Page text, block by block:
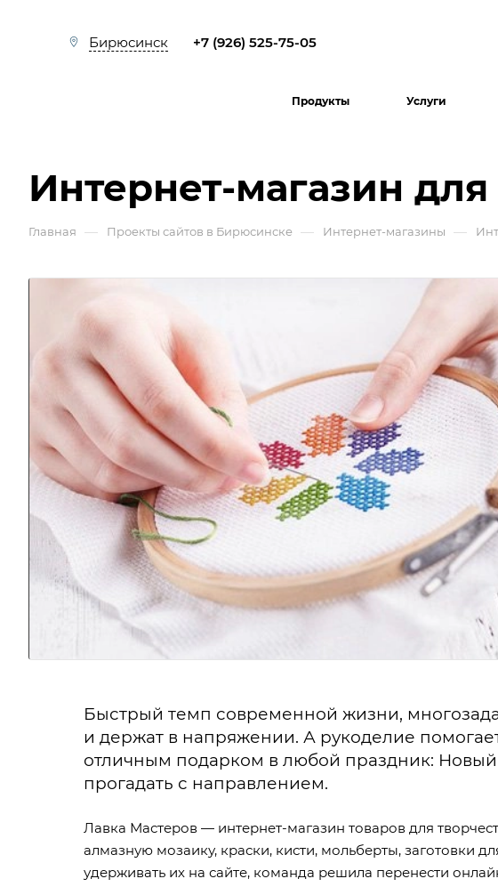
Бирюсинск +7 (926) 525-75-05
Продукты Услуги
Интернет-магазин
Главная — Проекты сайтов в Бирюсинске — Интернет-магазины —
Быстрый темп современной жизни,
и держат в напряжении. А рукоделие
отличным подарком в любой праздник:
прогадать с направлением.
Лавка Мастеров — интернет-магазин товаров для
алмазную мозаику, краски, кисти, мольберты, заготовки
удерживать их на сайте, команда решила перенести